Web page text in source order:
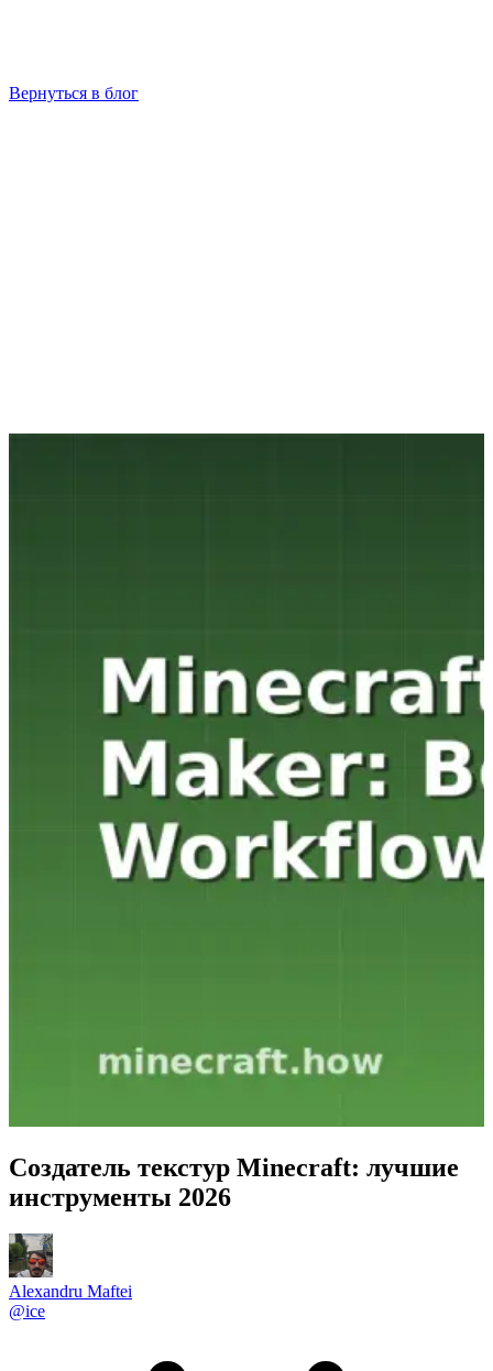
Вернуться в блог
Создатель текстур Minecraft: лучшие
инструменты 2026
Alexandru Maftei
@ice